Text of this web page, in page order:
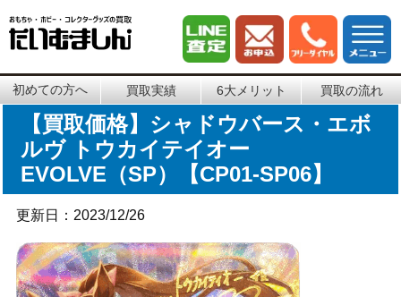
初めての方へ 買取実績 6大メリット 買取の流れ
【買取価格】シャドウバース・エボ
ルヴ トウカイテイオー
EVOLVE（SP）【CP01-SP06】
更新日：2023/12/26